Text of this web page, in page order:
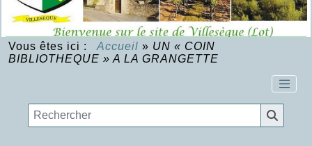
Vous êtes ici : Accueil » UN « COIN
BIBLIOTHEQUE » A LA GRANGETTE